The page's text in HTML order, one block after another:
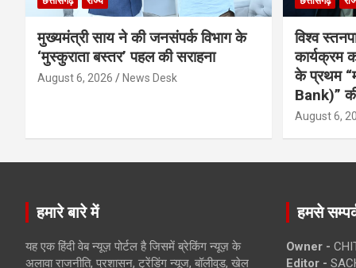
मुख्यमंत्री साय ने की जनसंपर्क विभाग के
‘मुस्कुराता बस्तर’ पहल की सराहना
August 6, 2026 News Desk
विश्व
कार्यक्रम
के प्रथम
Bank)”
August 6,
हमारे बारे में
यह एक हिंदी वेब न्यूज़ पोर्टल है जिसमें ब्रेकिंग न्यूज़ के
अलावा राजनीति, प्रशासन, ट्रेंडिंग न्यूज, बॉलीवुड, खेल
हमसे
Owner -
Editor -